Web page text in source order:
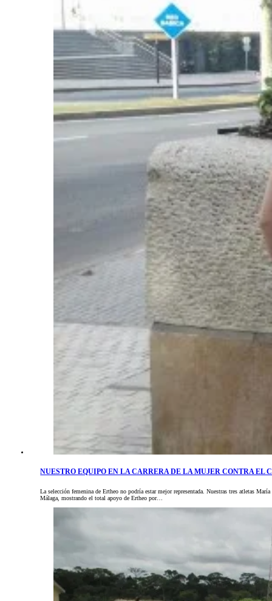
NUESTRO EQUIPO EN LA CARRERA DE LA MUJER CONTRA EL
La selección femenina de Ertheo no podría estar mejor representada. Nuestras tres atletas
Málaga, mostrando el total apoyo de Ertheo por…